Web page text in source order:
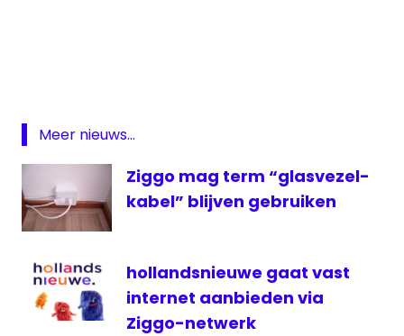
televisie
Youca
Meer nieuws...
Ziggo mag term “glasvezel-
kabel” blijven gebruiken
hollandsnieuwe gaat vast
internet aanbieden via
Ziggo-netwerk